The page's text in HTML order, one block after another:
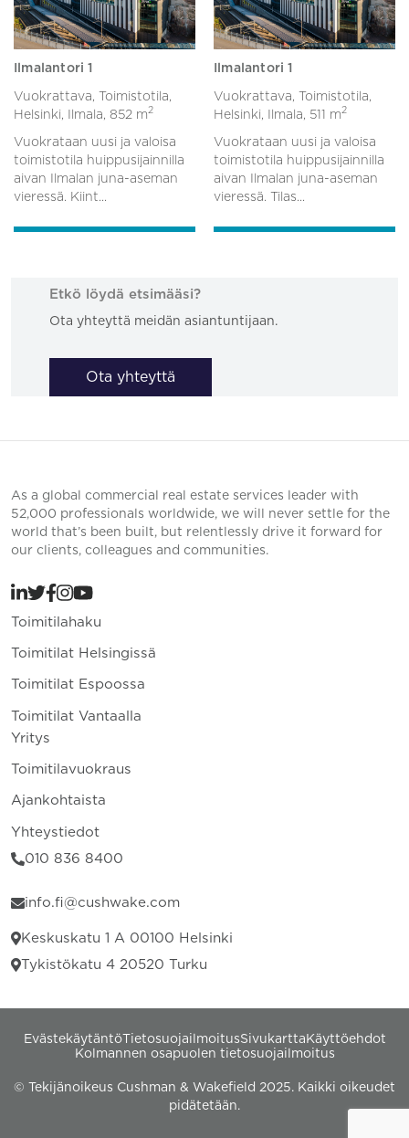
Ilmalantori 1
Vuokrattava, Toimistotila,
Helsinki, Ilmala, 852 m2
Vuokrataan uusi ja valoisa
toimistotila huippusijainnilla
aivan Ilmalan juna-aseman
vieressä. Kiint...
Ilmalantori 1
Vuokrattava, Toimistotila,
Helsinki, Ilmala, 511 m2
Vuokrataan uusi ja valoisa
toimistotila huippusijainnilla
aivan Ilmalan juna-aseman
vieressä. Tilas...
Etkö löydä etsimääsi?
Ota yhteyttä meidän asiantuntijaan.
Ota yhteyttä
As a global commercial real estate services leader with
52,000 professionals worldwide, we will never settle for the
world that’s been built, but relentlessly drive it forward for
our clients, colleagues and communities.
Toimitilahaku
Toimitilat Helsingissä
Toimitilat Espoossa
Toimitilat Vantaalla
Yritys
Toimitilavuokraus
Ajankohtaista
Yhteystiedot
010 836 8400
info.fi@cushwake.com
Keskuskatu 1 A 00100 Helsinki
Tykistökatu 4 20520 Turku
EvästekäytäntöTietosuojailmoitusSivukartta Käyttöehdot
Kolmannen osapuolen tietosuojailmoitus
© Tekijänoikeus Cushman & Wakefield 2025. Kaikki oikeudet
pidätetään.